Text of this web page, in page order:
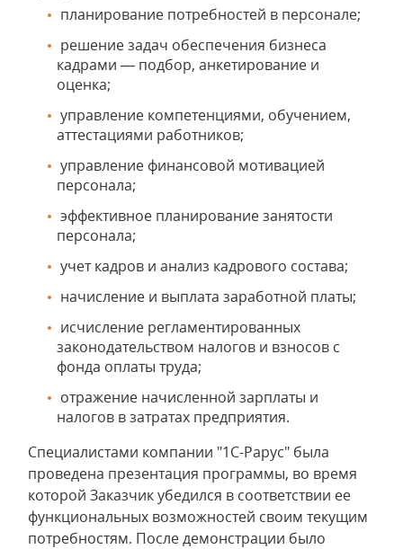
планирование потребностей в персонале;
решение задач обеспечения бизнеса
кадрами — подбор, анкетирование и
оценка;
управление компетенциями, обучением,
аттестациями работников;
управление финансовой мотивацией
персонала;
эффективное планирование занятости
персонала;
учет кадров и анализ кадрового состава;
начисление и выплата заработной платы;
исчисление регламентированных
законодательством налогов и взносов с
фонда оплаты труда;
отражение начисленной зарплаты и
налогов в затратах предприятия.
Специалистами компании "1С-Рарус" была
проведена презентация программы, во время
которой Заказчик убедился в соответствии ее
функциональных возможностей своим текущим
потребностям. После демонстрации было